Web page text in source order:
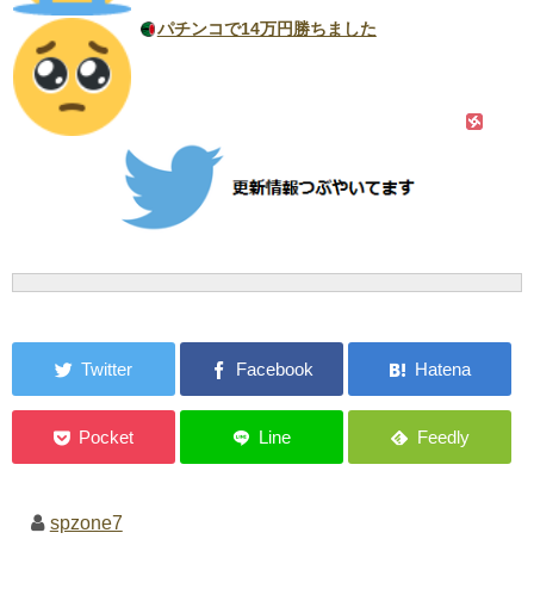
パチンコで14万円勝ちました
spzone7